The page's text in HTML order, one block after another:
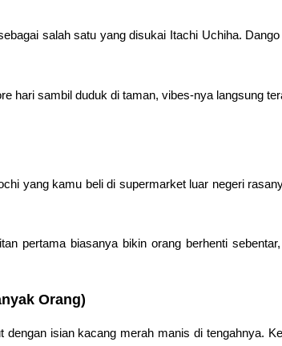
salah satu yang disukai Itachi Uchiha.
hari sambil duduk di taman, vibes-nya langsung
yang kamu beli di supermarket luar negeri
pertama biasanya bikin orang berhenti
Orang)
isian kacang merah manis di tengahnya.